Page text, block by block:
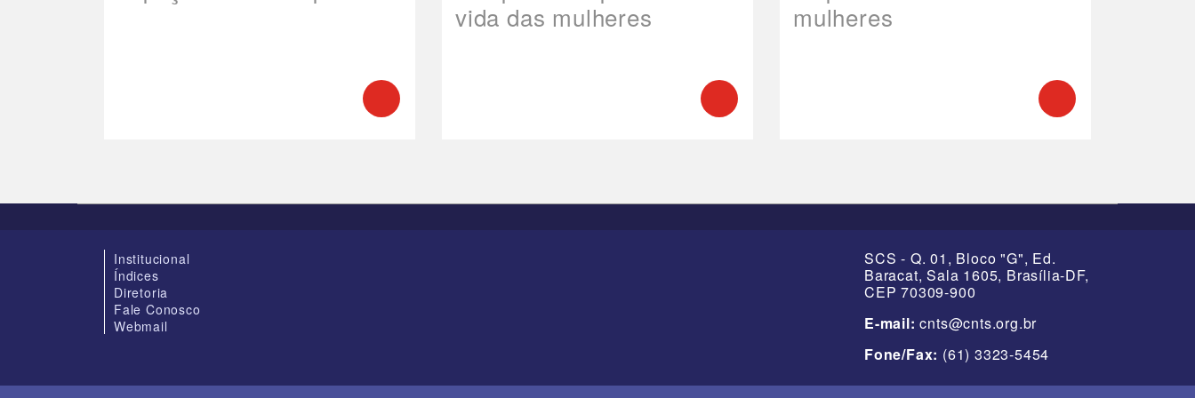
vida das mulheres
mulheres
Institucional
Índices
Diretoria
Fale Conosco
Webmail
SCS - Q. 01, Bloco "G", Ed.
Baracat, Sala 1605, Brasília-DF,
CEP 70309-900
E-mail: cnts@cnts.org.br
Fone/Fax: (61) 3323-5454